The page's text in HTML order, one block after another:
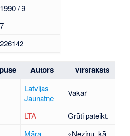
1990 / 9
7
226142
Autors Virsraksts
Latvijas
Jaunatne
Vakar
LTA
Grūti pateikt.
Māra
«Nezinu, kā